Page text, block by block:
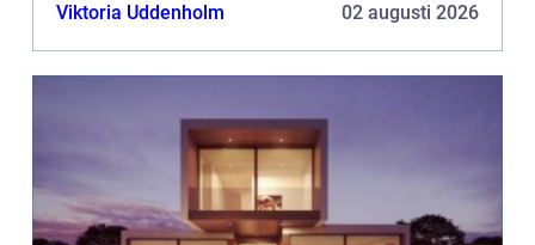
Viktoria Uddenholm 02 augusti 2026